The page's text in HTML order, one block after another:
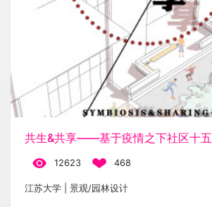
共生&共享——基于疫情之下社区十五
12623 468
江苏大学 | 景观/园林设计